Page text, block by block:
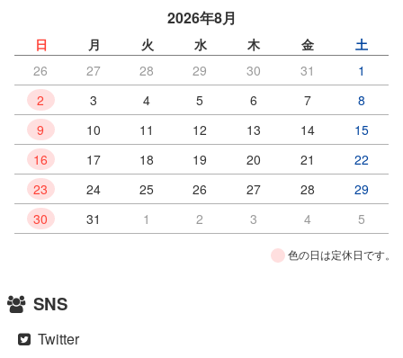
2026年8月
日 月 火 水 木 金
土
26
27 28 29 30 31
1
2
3 4 5 6 7
8
9
10 11 12 13 14
15
16
17 18 19 20 21
22
23
24 25 26 27 28
29
30
31 1 2 3 4 5
色の日は定休日です。
SNS
Twitter